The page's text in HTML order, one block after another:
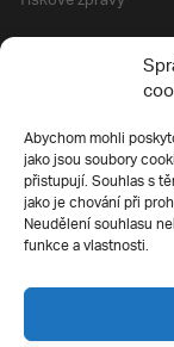
Abychom mohli
jako jsou soubory
přistupují. Souhlas s
jako je chování při
Neudělení souhlasu
funkce a vlastnosti.
Silverius
Ochrana soukromí